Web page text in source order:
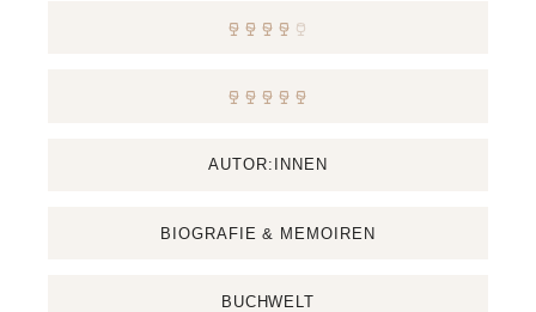
AUTOR:INNEN
BIOGRAFIE & MEMOIREN
BUCHWELT